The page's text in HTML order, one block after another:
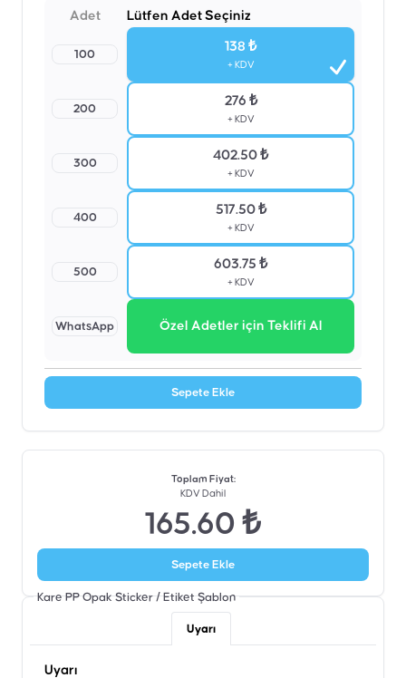
Adet Lütfen Adet Seçiniz
100
138 ₺
+ KDV
200
276 ₺
+ KDV
300
402.50 ₺
+ KDV
400
517.50 ₺
+ KDV
500
603.75 ₺
+ KDV
WhatsApp Özel Adetler için Teklifi Al
Sepete Ekle
Toplam Fiyat:
KDV Dahil
165.60 ₺
Sepete Ekle
Kare PP Opak Sticker / Etiket Şablon
Uyarı
Uyarı